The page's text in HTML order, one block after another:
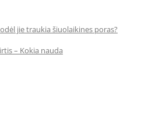
jie traukia šiuolaikines poras?
– Kokia nauda